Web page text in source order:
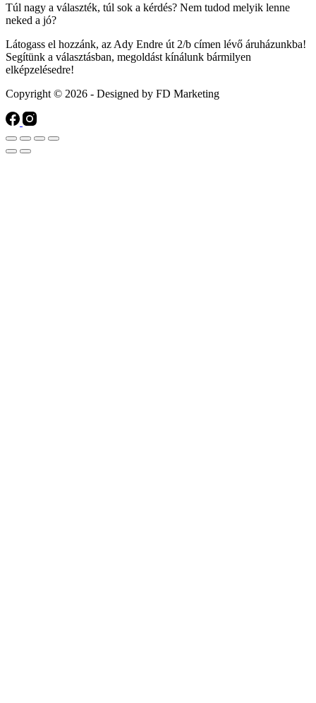
Túl nagy a választék, túl sok a kérdés? Nem tudod melyik lenne
neked a jó?
Látogass el hozzánk, az Ady Endre út 2/b címen lévő áruházunkba!
Segítünk a választásban, megoldást kínálunk bármilyen
elképzelésedre!
Copyright © 2026 - Designed by FD Marketing